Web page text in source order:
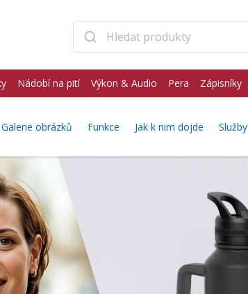
Nádobí na pití Výkon & Audio Pera Zápisníky
Galerie obrázků Funkce Jak k nim dojde Služby